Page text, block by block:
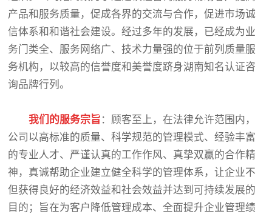
产品和服务质量，促成各界的交流与合作，促进市场诚
信体系和和谐社会建设。经过多年的发展，已经成为业
务门类全、服务网络广、技术力量强的位于前列质量服
务机构，以较高的信誉度和美誉度跻身湖南知名认证咨
询品牌行列。
我们的服务宗旨 ：顾客至上，在法律允许范围内，
公司以高标准的质量、科学规范的管理模式、经验丰富
的专业人才、严谨认真的工作作风、真挚双赢的合作精
神，真诚帮助企业建立健全科学的管理体系，让企业不
但获得良好的经济效益和社会效益并达到可持续发展的
目的；旨在为客户降低管理成本、全面提升企业管理绩